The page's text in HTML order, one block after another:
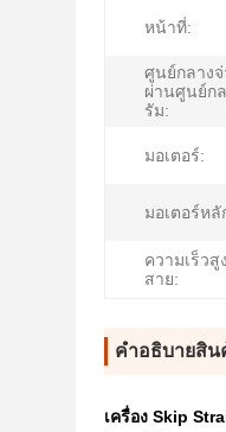
หน้าที่:
ศูนย์กลางจ่
ผ่านศูนย์ก
รัม:
มอเตอร์:
มอเตอร์หลั
ความเร็วสู
สาย:
คําอธิบายสิน
เครื่อง Skip